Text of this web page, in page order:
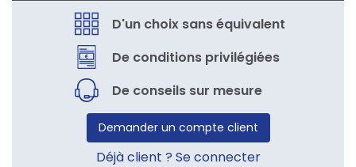
D'un choix sans équivalent
De conditions privilégiées
De conseils sur mesure
Demander un compte client
Déjà client ? Se connecter